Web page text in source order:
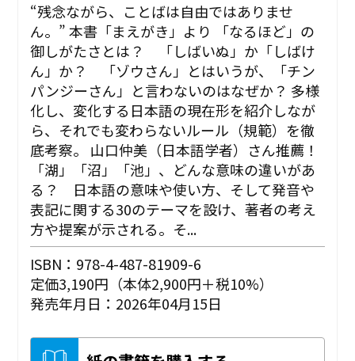
“残念ながら、ことばは自由ではありませ
ん。” ――本書「まえがき」より 「なるほど」の
御しがたさとは？ 「しばいぬ」か「しばけ
ん」か？ 「ゾウさん」とはいうが、「チン
パンジーさん」と言わないのはなぜか？ 多様
化し、変化する日本語の現在形を紹介しなが
ら、それでも変わらないルール（規範）を徹
底考察。 山口仲美（日本語学者）さん推薦！
「湖」「沼」「池」、どんな意味の違いがあ
る？ 日本語の意味や使い方、そして発音や
表記に関する30のテーマを設け、著者の考え
方や提案が示される。そ...
ISBN：978-4-487-81909-6
定価3,190円（本体2,900円＋税10%）
発売年月日：2026年04月15日